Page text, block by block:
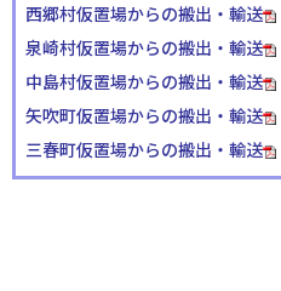
西郷村仮置場からの搬出・輸送
泉崎村仮置場からの搬出・輸送
中島村仮置場からの搬出・輸送
矢吹町仮置場からの搬出・輸送
三春町仮置場からの搬出・輸送